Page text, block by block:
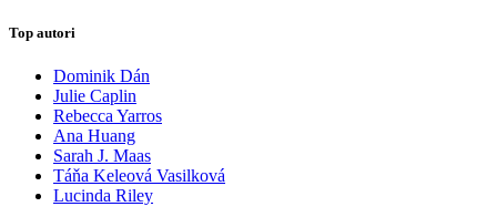
Top autori
Dominik Dán
Julie Caplin
Rebecca Yarros
Ana Huang
Sarah J. Maas
Táňa Keleová Vasilková
Lucinda Riley